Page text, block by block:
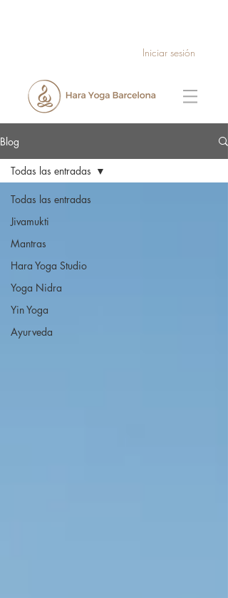
Iniciar sesión
Blog
Todas las entradas
Jivamukti
Mantras
Hara Yoga Studio
Yoga Nidra
Yin Yoga
Ayurveda
Todas las entradas